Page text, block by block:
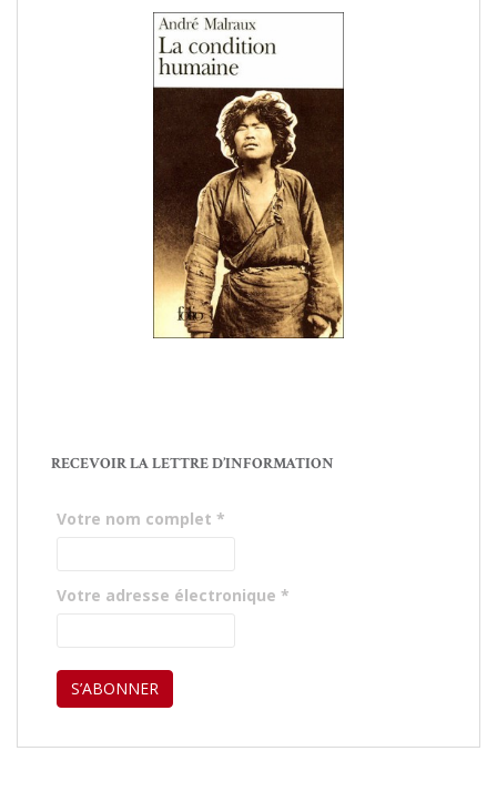
RECEVOIR LA LETTRE D’INFORMATION
Votre nom complet *
Votre adresse électronique *